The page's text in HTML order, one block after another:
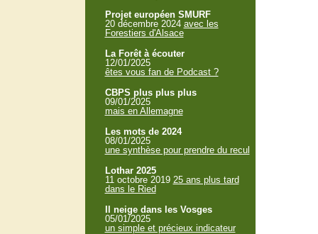
Projet européen SMURF
20 décembre 2024 avec les
Forestiers d'Alsace
La Forêt à écouter
12/01/2025
êtes vous fan de Podcast ?
CBPS plus plus plus
09/01/2025
mais en Allemagne
Les mots de 2024
08/01/2025
une synthèse pour prendre du recul
Lothar 2025
11 octobre 2019 25 ans plus tard
dans le Ried
Il neige dans les Vosges
05/01/2025
un simple et précieux indicateur